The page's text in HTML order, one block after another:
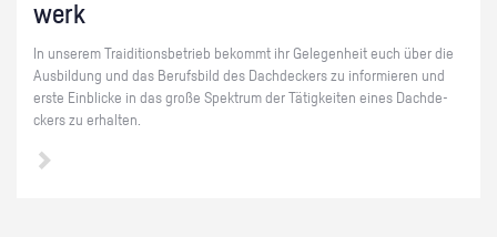
werk
In un­se­rem Trai­di­ti­ons­be­trieb be­kommt ihr Ge­le­gen­heit euch über die
Aus­bil­dung und das Be­rufs­bild des Dach­de­ckers zu in­for­mie­ren und
erste Ein­bli­cke in das große Spek­trum der Tä­tig­kei­ten eines Dach­de­
ckers zu er­hal­ten.